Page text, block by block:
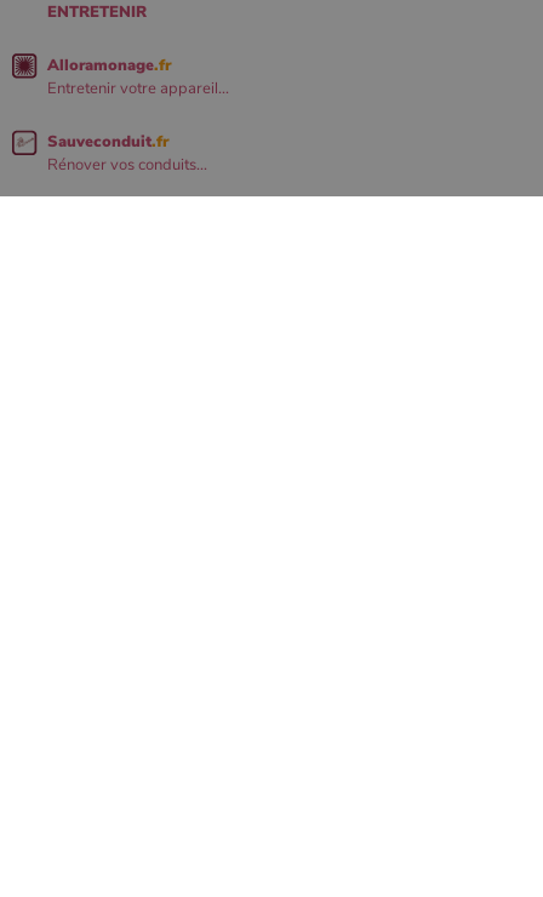
ENTRETENIR
Alloramonage.fr
Entretenir votre appareil...
Sauveconduit.fr
Rénover vos conduits...